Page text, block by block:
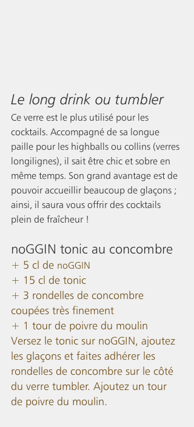
Le long drink ou tumbler
Ce verre est le plus utilisé pour les
cocktails. Accompagné de sa longue
paille pour les highballs ou collins (verres
longilignes), il sait être chic et sobre en
même temps. Son grand avantage est de
pouvoir accueillir beaucoup de glaçons ;
ainsi, il saura vous offrir des cocktails
plein de fraîcheur !
noGGIN tonic au concombre
+ 5 cl de noGGIN
+ 15 cl de tonic
+ 3 rondelles de concombre
coupées très finement
+ 1 tour de poivre du moulin
Versez le tonic sur noGGIN, ajoutez
les glaçons et faites adhérer les
rondelles de concombre sur le côté
du verre tumbler. Ajoutez un tour
de poivre du moulin.